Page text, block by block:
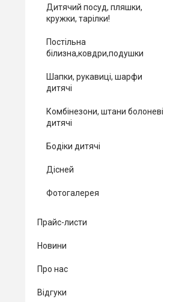
Дитячий посуд, пляшки,
кружки, тарілки!
Постільна
білизна,ковдри,подушки
Шапки, рукавиці, шарфи
дитячі
Комбінезони, штани болоневі
дитячі
Бодіки дитячі
Дісней
Фотогалерея
Прайс-листи
Новини
Про нас
Відгуки